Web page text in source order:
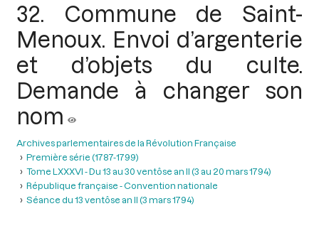
32. Commune de Saint-
Menoux. Envoi d’argenterie
et d’objets du culte.
Demande à changer son
nom
Archives parlementaires de la Révolution Française
Première série (1787-1799)
Tome LXXXVI - Du 13 au 30 ventôse an II (3 au 20 mars 1794)
République française - Convention nationale
Séance du 13 ventôse an II (3 mars 1794)